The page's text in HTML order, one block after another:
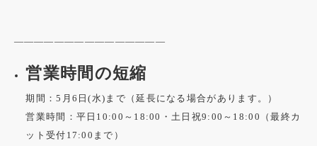
———————————————
営業時間の短縮
期間：5月6日(水)まで（延長になる場合があります。）
営業時間：平日10:00～18:00・土日祝9:00～18:00（最終カ
ット受付17:00まで）